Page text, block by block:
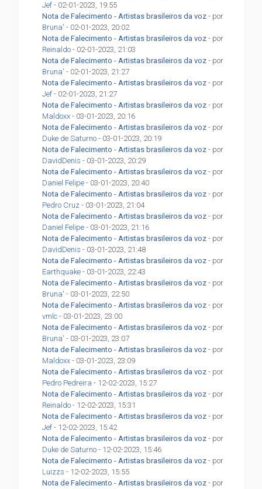
Jef - 02-01-2023, 19:55
Nota de Falecimento - Artistas brasileiros da voz - por
Bruna' - 02-01-2023, 20:02
Nota de Falecimento - Artistas brasileiros da voz - por
Reinaldo - 02-01-2023, 21:03
Nota de Falecimento - Artistas brasileiros da voz - por
Bruna' - 02-01-2023, 21:27
Nota de Falecimento - Artistas brasileiros da voz - por
Jef - 02-01-2023, 21:27
Nota de Falecimento - Artistas brasileiros da voz - por
Maldoxx - 03-01-2023, 20:16
Nota de Falecimento - Artistas brasileiros da voz - por
Duke de Saturno - 03-01-2023, 20:19
Nota de Falecimento - Artistas brasileiros da voz - por
DavidDenis - 03-01-2023, 20:29
Nota de Falecimento - Artistas brasileiros da voz - por
Daniel Felipe - 03-01-2023, 20:40
Nota de Falecimento - Artistas brasileiros da voz - por
Pedro Cruz - 03-01-2023, 21:04
Nota de Falecimento - Artistas brasileiros da voz - por
Daniel Felipe - 03-01-2023, 21:16
Nota de Falecimento - Artistas brasileiros da voz - por
DavidDenis - 03-01-2023, 21:48
Nota de Falecimento - Artistas brasileiros da voz - por
Earthquake - 03-01-2023, 22:43
Nota de Falecimento - Artistas brasileiros da voz - por
Bruna' - 03-01-2023, 22:50
Nota de Falecimento - Artistas brasileiros da voz - por
vmlc - 03-01-2023, 23:00
Nota de Falecimento - Artistas brasileiros da voz - por
Bruna' - 03-01-2023, 23:07
Nota de Falecimento - Artistas brasileiros da voz - por
Maldoxx - 03-01-2023, 23:09
Nota de Falecimento - Artistas brasileiros da voz - por
Pedro Pedreira - 12-02-2023, 15:27
Nota de Falecimento - Artistas brasileiros da voz - por
Reinaldo - 12-02-2023, 15:31
Nota de Falecimento - Artistas brasileiros da voz - por
Jef - 12-02-2023, 15:42
Nota de Falecimento - Artistas brasileiros da voz - por
Duke de Saturno - 12-02-2023, 15:46
Nota de Falecimento - Artistas brasileiros da voz - por
Luizzs - 12-02-2023, 15:55
Nota de Falecimento - Artistas brasileiros da voz - por